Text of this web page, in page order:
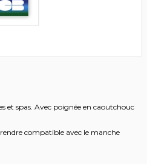
et spas. Avec poignée en caoutchouc
compatible avec le manche